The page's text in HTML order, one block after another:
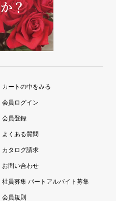
カートの中をみる
会員ログイン
会員登録
よくある質問
カタログ請求
お問い合わせ
社員募集 パートアルバイト募集
会員規則